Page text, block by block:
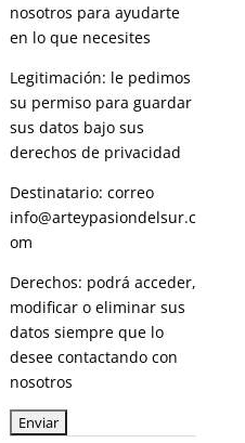
nosotros para ayudarte
en lo que necesites
Legitimación: le pedimos
su permiso para guardar
sus datos bajo sus
derechos de privacidad
Destinatario: correo
info@arteypasiondelsur.c
om
Derechos: podrá acceder,
modificar o eliminar sus
datos siempre que lo
desee contactando con
nosotros